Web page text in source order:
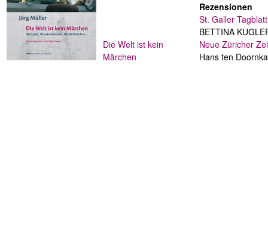
Die Welt ist kein
Märchen
Rezensionen
St. Galler Tagblatt
BETTINA
Neue Züricher
Hans ten